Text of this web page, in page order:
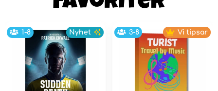
1-8 Nyhet 3-8 Vi tipsar